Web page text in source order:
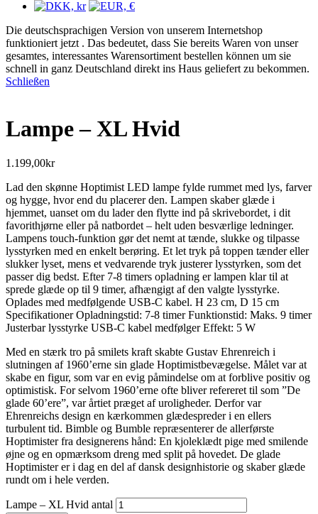
Die deutschsprachigen Version von unserem Internetshop
funktioniert jetzt . Das bedeutet, dass Sie bereits Waren von unser
gesamtes, interessantes Warensortiment bestellen können um sie
schnell in ganz Deutschland direkt ins Haus geliefert zu bekommen.
Schließen
Lampe – XL Hvid
1.199,00kr
Lad den skønne Hoptimist LED lampe fylde rummet med lys, farver
og hygge, hvor end du placerer den. Lampen skaber glæde i
hjemmet, uanset om du lader den flytte ind på skrivebordet, i dit
favorithjørne eller på natbordet – helt uden besværlige ledninger.
Lampens touch-funktion gør det nemt at tænde, slukke og tilpasse
lysstyrken med en enkelt berøring. Et let tryk på toppen tænder eller
slukker lyset, mens et vedvarende tryk justerer lysstyrken, som det
passer dig bedst. Efter 7-8 timers opladning er lampen klar til at
sprede glæde op til 9 timer, afhængigt af den valgte lysstyrke.
Oplades med medfølgende USB-C kabel. H 23 cm, D 15 cm
Specifikationer Opladningstid: 7-8 timer Funktionstid: Maks. 9 timer
Justerbar lysstyrke USB-C kabel medfølger Effekt: 5 W
Med en stærk tro på smilets kraft skabte Gustav Ehrenreich i
slutningen af 1960’erne sin glade Hoptimistbevægelse. Målet var at
skabe en figur, som var en evig påmindelse om at forblive positiv og
optimistisk. For selvom 1960’erne ofte bliver refereret til som ”De
glade 60’ere”, var årtiet præget af uroligheder. Derfor var
Ehrenreichs design en kærkommen glædespreder i en ellers
turbulent tid. Bimble og Bumble repræsenterer de allerførste
Hoptimister fra designerens hånd: En kjoleklædt pige med smilende
øjne og en opmærksom dreng med split på hovedet. De glade
Hoptimister er i dag en del af dansk designhistorie og skaber glæde
rundt om i hele verden.
Lampe – XL Hvid antal